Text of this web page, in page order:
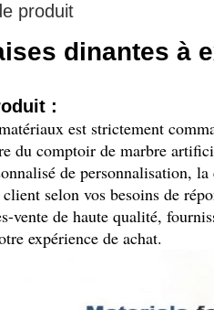
produit
dinantes à
:
est strictement
du comptoir de marbre
de personnalisation,
selon vos besoins de
vente de haute qualité,
expérience de achat.